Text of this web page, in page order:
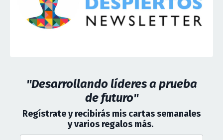
"Desarrollando líderes a prueba
de futuro"
Regístrate y recibirás mis cartas semanales
y varios regalos más.